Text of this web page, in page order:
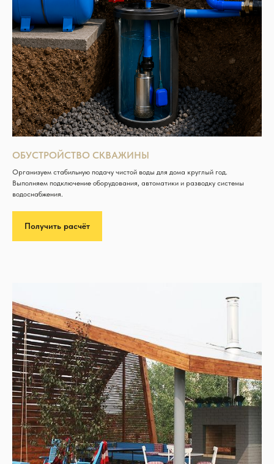
ОБУСТРОЙСТВО СКВАЖИНЫ
Организуем стабильную подачу чистой воды для дома круглый год.
Выполняем подключение оборудования, автоматики и разводку системы
водоснабжения.
Получить расчёт